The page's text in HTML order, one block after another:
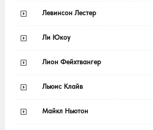
Левинсон Лестер
Ли Юкоу
Лион Фейхтвангер
Льюис Клайв
Майкл Ньютон